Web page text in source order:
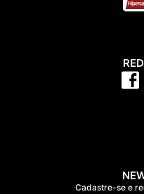
Cadastre-se e